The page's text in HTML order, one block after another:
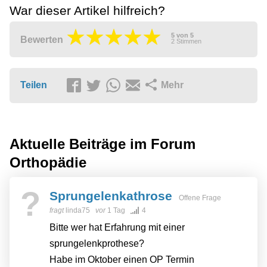
War dieser Artikel hilfreich?
Bewerten 5 von 5
2 Stimmen
Teilen Mehr
Aktuelle Beiträge im Forum
Orthopädie
? Sprungelenkathrose
Offene Frage
fragt linda75 vor1 Tag 4
Bitte wer hat Erfahrung mit einer
sprungelenkprothese?
Habe im Oktober einen OP Termin